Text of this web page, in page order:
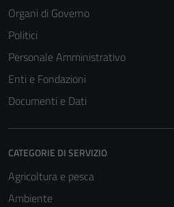
Organi di Governo
Politici
Personale Amministrativo
Enti e Fondazioni
Documenti e Dati
CATEGORIE DI SERVIZIO
Agricoltura e pesca
Ambiente